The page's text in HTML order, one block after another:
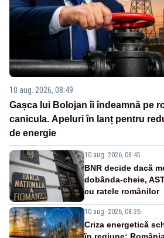
10 aug. 2026, 08:49
Gașca lui Bolojan îi îndeamnă pe
canicula. Apeluri în lanț pentru
de energie
10 aug. 2026, 08:45
BNR decide dacă
dobânda-cheie,
cu ratele românilor
10 aug. 2026, 08:26
Criza energetică
în regiune: